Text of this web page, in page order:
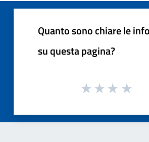
Quanto sono chiare le
su questa pagina?